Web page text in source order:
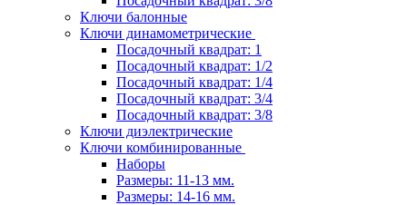
Ключи балонные
Ключи динамометрические
Посадочный квадрат: 1
Посадочный квадрат: 1/2
Посадочный квадрат: 1/4
Посадочный квадрат: 3/4
Посадочный квадрат: 3/8
Ключи диэлектрические
Ключи комбинированные
Наборы
Размеры: 11-13 мм.
Размеры: 14-16 мм.